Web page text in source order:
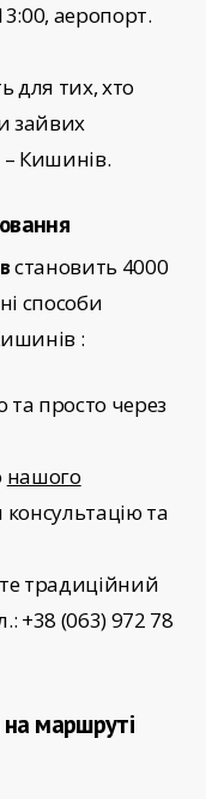
аеропорт.
для тих, хто
зайвих
– Кишинів.
становить 4000
способи
:
та просто через
нашого
та
традиційний
+38 (063) 972 78
маршруті